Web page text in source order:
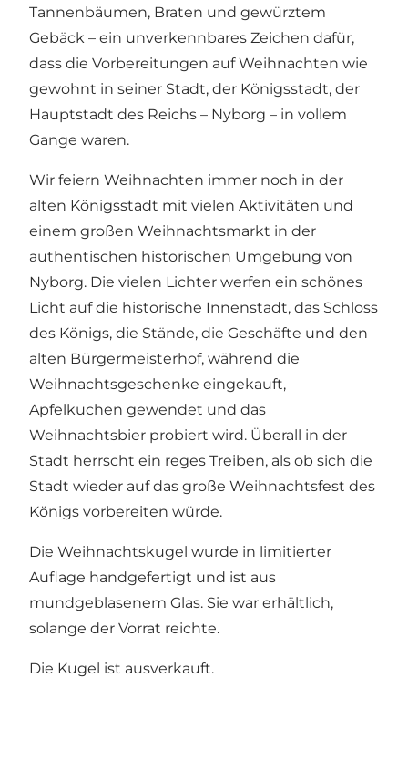
Tannenbäumen, Braten und gewürztem
Gebäck – ein unverkennbares Zeichen dafür,
dass die Vorbereitungen auf Weihnachten wie
gewohnt in seiner Stadt, der Königsstadt, der
Hauptstadt des Reichs – Nyborg – in vollem
Gange waren.
Wir feiern Weihnachten immer noch in der
alten Königsstadt mit vielen Aktivitäten und
einem großen Weihnachtsmarkt in der
authentischen historischen Umgebung von
Nyborg. Die vielen Lichter werfen ein schönes
Licht auf die historische Innenstadt, das Schloss
des Königs, die Stände, die Geschäfte und den
alten Bürgermeisterhof, während die
Weihnachtsgeschenke eingekauft,
Apfelkuchen gewendet und das
Weihnachtsbier probiert wird. Überall in der
Stadt herrscht ein reges Treiben, als ob sich die
Stadt wieder auf das große Weihnachtsfest des
Königs vorbereiten würde.
Die Weihnachtskugel wurde in limitierter
Auflage handgefertigt und ist aus
mundgeblasenem Glas. Sie war erhältlich,
solange der Vorrat reichte.
Die Kugel ist ausverkauft.